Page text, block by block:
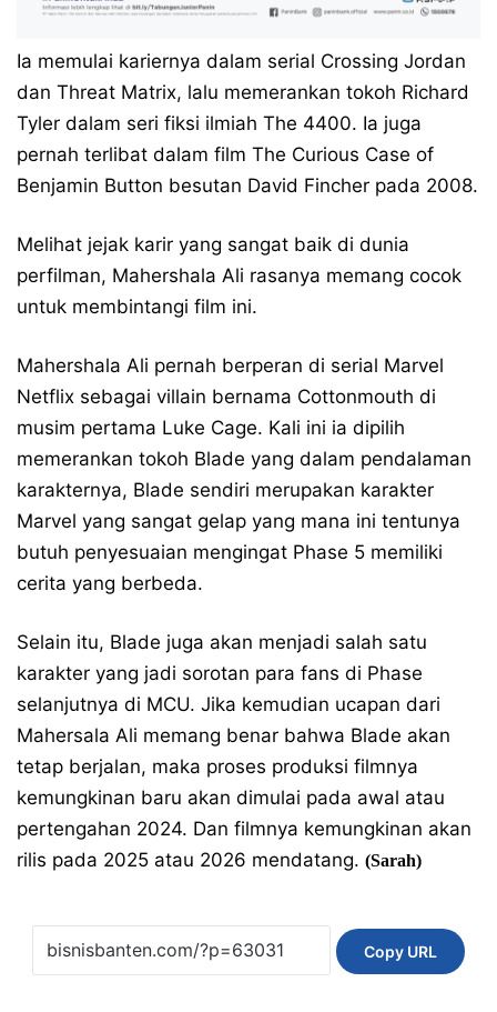
Ia memulai kariernya dalam serial Crossing Jordan
dan Threat Matrix, lalu memerankan tokoh Richard
Tyler dalam seri fiksi ilmiah The 4400. Ia juga
pernah terlibat dalam film The Curious Case of
Benjamin Button besutan David Fincher pada 2008.
Melihat jejak karir yang sangat baik di dunia
perfilman, Mahershala Ali rasanya memang cocok
untuk membintangi film ini.
Mahershala Ali pernah berperan di serial Marvel
Netflix sebagai villain bernama Cottonmouth di
musim pertama Luke Cage. Kali ini ia dipilih
memerankan tokoh Blade yang dalam pendalaman
karakternya, Blade sendiri merupakan karakter
Marvel yang sangat gelap yang mana ini tentunya
butuh penyesuaian mengingat Phase 5 memiliki
cerita yang berbeda.
Selain itu, Blade juga akan menjadi salah satu
karakter yang jadi sorotan para fans di Phase
selanjutnya di MCU. Jika kemudian ucapan dari
Mahersala Ali memang benar bahwa Blade akan
tetap berjalan, maka proses produksi filmnya
kemungkinan baru akan dimulai pada awal atau
pertengahan 2024. Dan filmnya kemungkinan akan
rilis pada 2025 atau 2026 mendatang. (Sarah)
Copy URL